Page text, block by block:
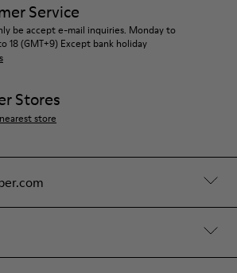
Service
be accept e-mail inquiries. Monday to
18 (GMT+9) Except bank holiday
Stores
store